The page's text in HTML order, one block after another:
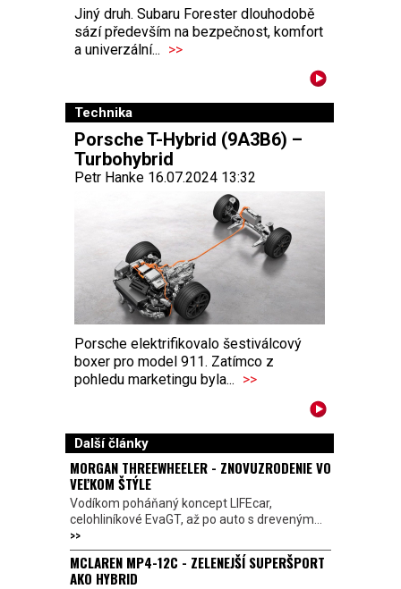
Jiný druh. Subaru Forester dlouhodobě
sází především na bezpečnost, komfort
a univerzální... >>
Technika
Porsche T-Hybrid (9A3B6) –
Turbohybrid
Petr Hanke 16.07.2024 13:32
Porsche elektrifikovalo šestiválcový
boxer pro model 911. Zatímco z
pohledu marketingu byla... >>
Další články
MORGAN THREEWHEELER - ZNOVUZRODENIE VO
VEĽKOM ŠTÝLE
Vodíkom poháňaný koncept LIFEcar,
celohliníkové EvaGT, až po auto s dreveným...
>>
MCLAREN MP4-12C - ZELENEJŠÍ SUPERŠPORT
AKO HYBRID